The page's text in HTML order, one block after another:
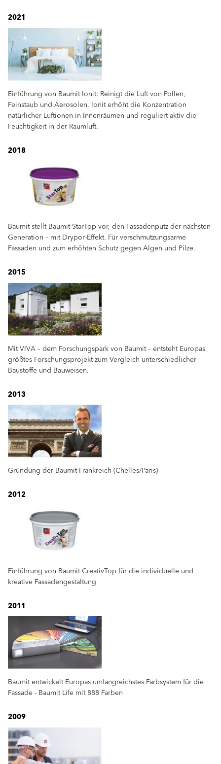
2021
Einführung von Baumit Ionit: Reinigt die Luft von Pollen,
Feinstaub und Aerosolen. Ionit erhöht die Konzentration
natürlicher Luftionen in Innenräumen und reguliert aktiv die
Feuchtigkeit in der Raumluft.
2018
Baumit stellt Baumit StarTop vor, den Fassadenputz der nächsten
Generation – mit Drypor-Effekt. Für verschmutzungsarme
Fassaden und zum erhöhten Schutz gegen Algen und Pilze.
2015
Mit VIVA – dem Forschungspark von Baumit – entsteht Europas
größtes Forschungsprojekt zum Vergleich unterschiedlicher
Baustoffe und Bauweisen.
2013
Gründung der Baumit Frankreich (Chelles/Paris)
2012
Einführung von Baumit CreativTop für die individuelle und
kreative Fassadengestaltung
2011
Baumit entwickelt Europas umfangreichstes Farbsystem für die
Fassade - Baumit Life mit 888 Farben
2009